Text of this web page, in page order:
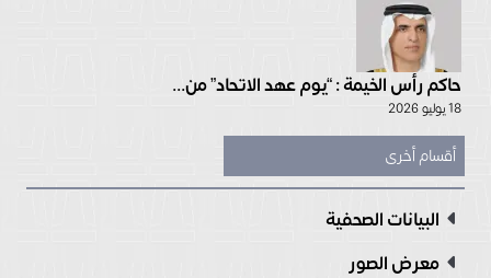
حاكم رأس الخيمة : “يوم عهد الاتحاد” من...
18 يوليو 2026
أقسام أخرى
البيانات الصحفية
معرض الصور